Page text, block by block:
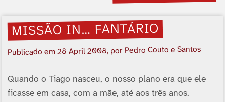
MISSÃO IN… FANTÁRIO
Publicado em28 April 2008, por Pedro Couto e Santos
Quando o Tiago nasceu, o nosso plano era que ele
ficasse em casa, com a mãe, até aos três anos.